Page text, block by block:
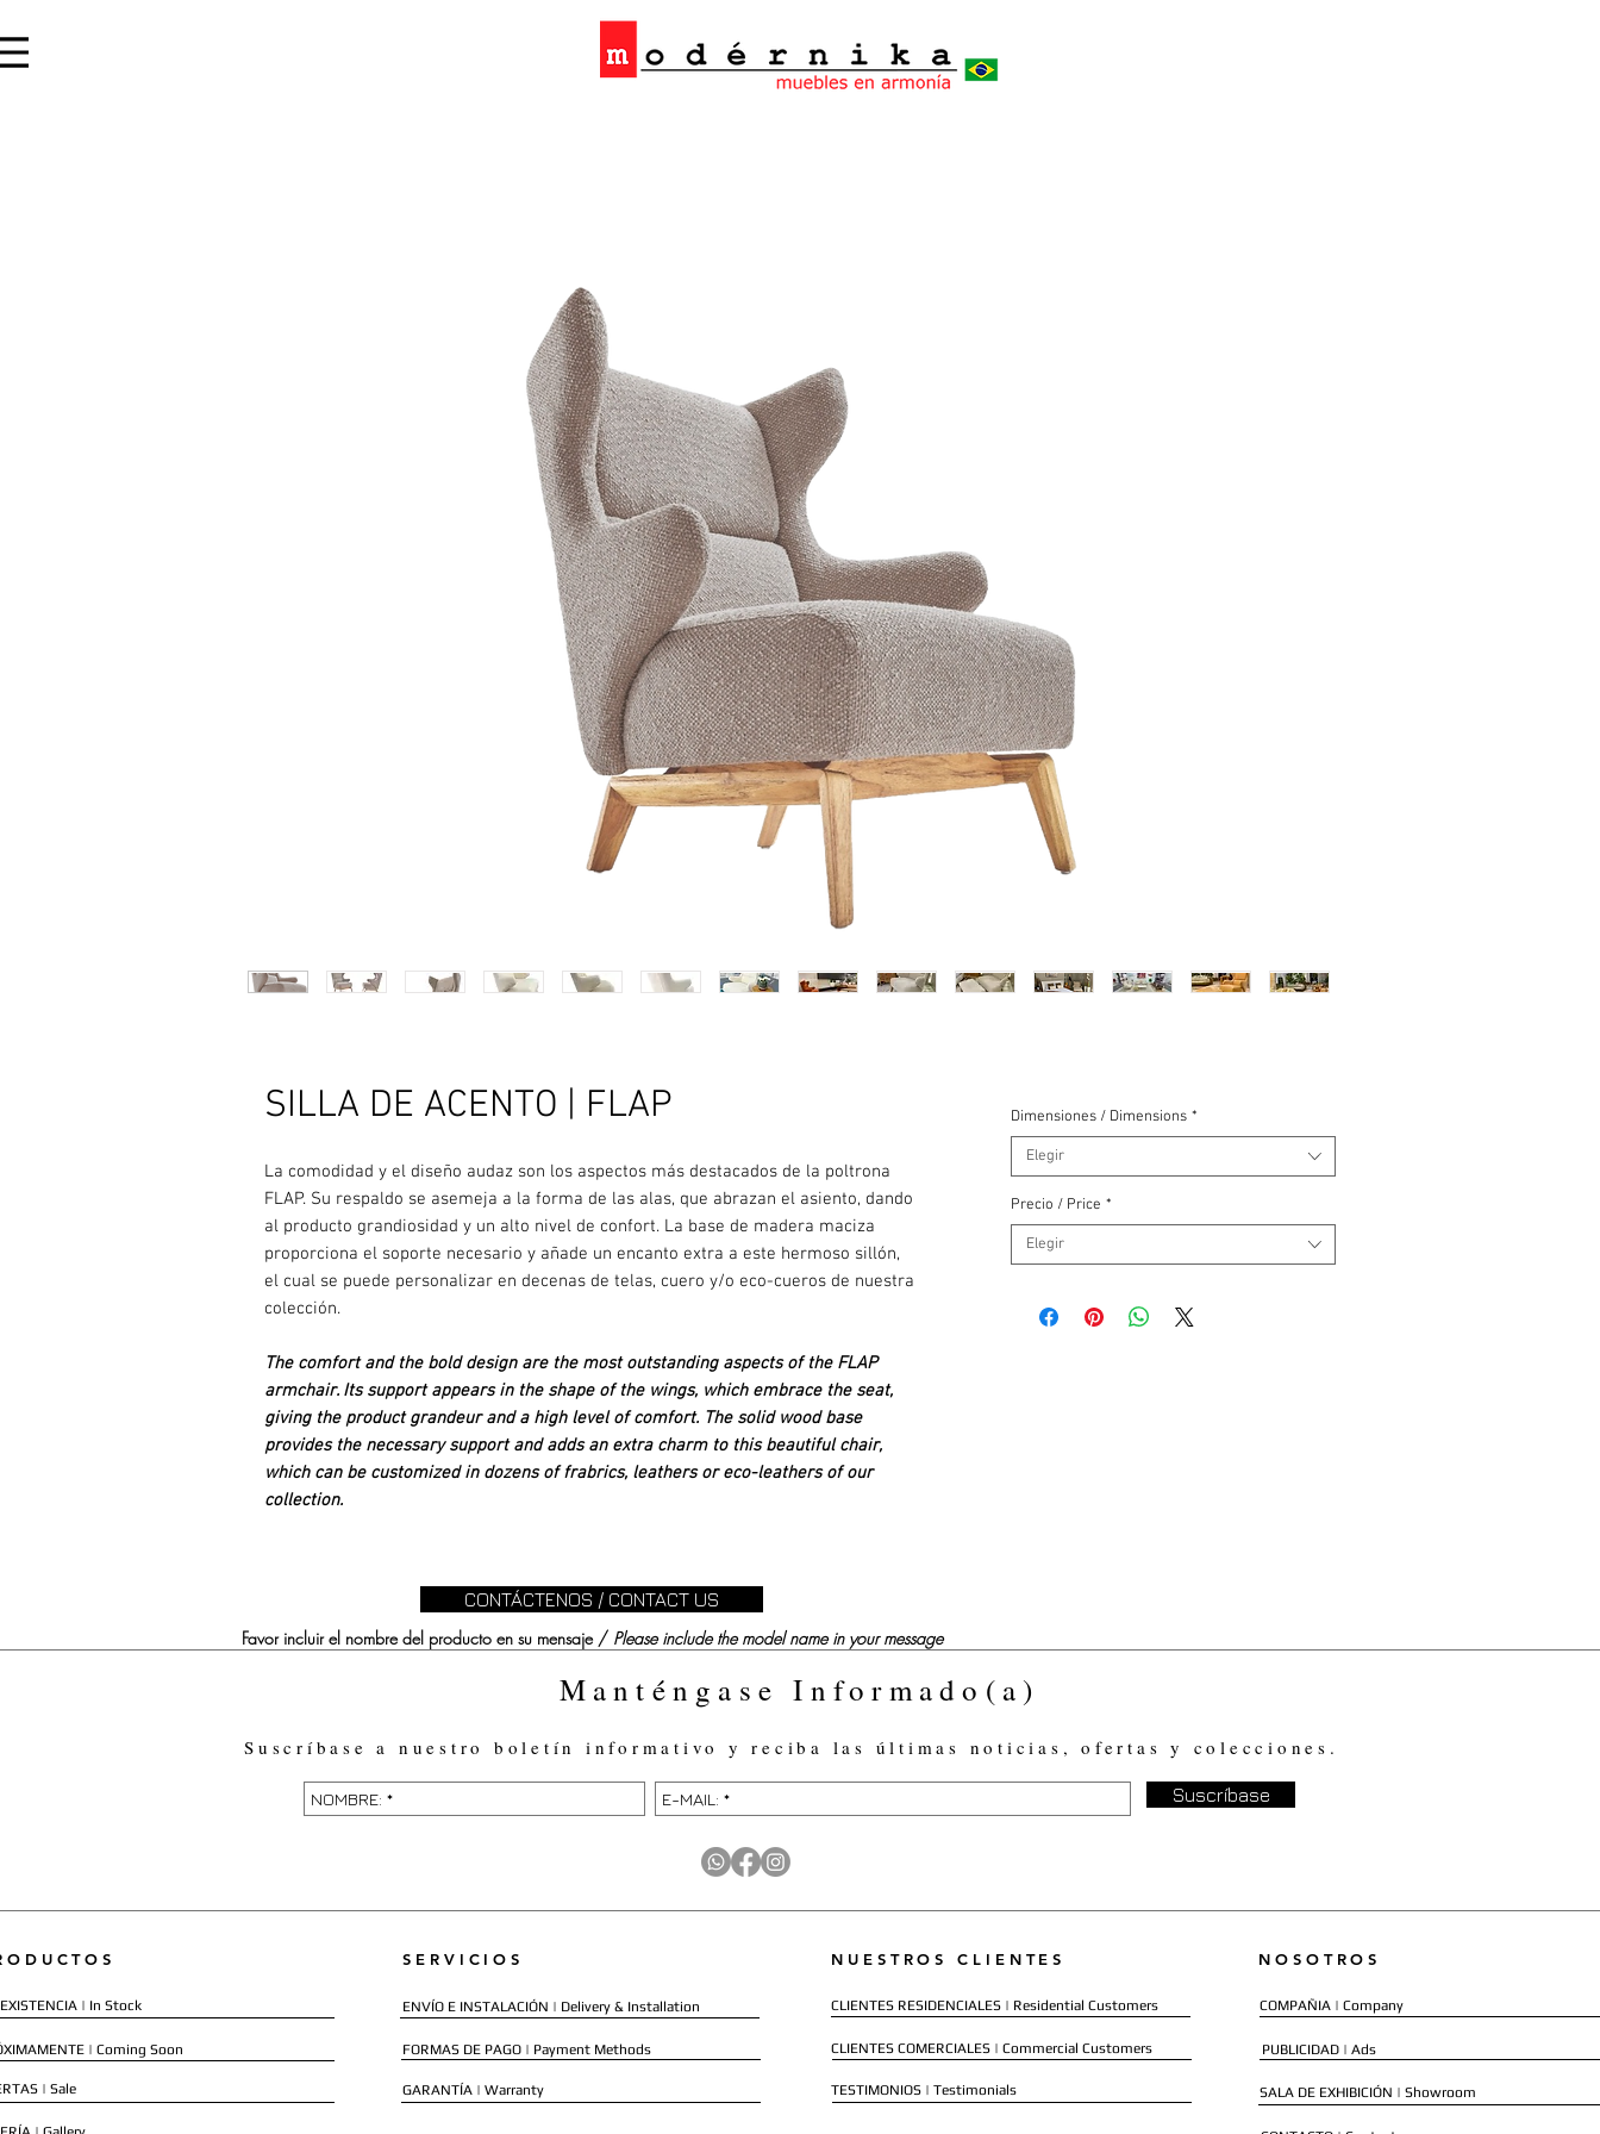
SILLA DE ACENTO | FLAP
La comodidad y el diseño audaz son los aspectos más destacados de la poltrona
FLAP. Su respaldo se asemeja a la forma de las alas, que abrazan el asiento, dando
al producto grandiosidad y un alto nivel de confort. La base de madera maciza
proporciona el soporte necesario y añade un encanto extra a este hermoso sillón,
el cual se puede personalizar en decenas de telas, cuero y/o eco-cueros de nuestra
colección.
The comfort and the bold design are the most outstanding aspects of the FLAP
armchair. Its support appears in the shape of the wings, which embrace the seat,
giving the product grandeur and a high level of comfort. The solid wood base
provides the necessary support and adds an extra charm to this beautiful chair,
which can be customized in dozens of frabrics, leathers or eco-leathers of our
collection.
Dimensiones / Dimensions *
Elegir
Precio / Price *
Elegir
CONTÁCTENOS / CONTACT US
Favor incluir el nombre del producto en su mensaje / Please include the model name in your message
Manténgase Informado(a)
Suscríbase a nuestro boletín informativo y reciba las últimas noticias, ofertas y colecciones.
Suscríbase
| In Stock
| Coming Soon
| Sale
SERVICIOS
ENVÍO E INSTALACIÓN | Delivery & Installation
FORMAS DE PAGO | Payment Methods
GARANTÍA | Warranty
NUESTROS CLIENTES
CLIENTES RESIDENCIALES | Residential Customers
CLIENTES COMERCIALES | Commercial Customers
TESTIMONIOS | Testimonials
NOSOTROS
COMPAÑIA | Company
PUBLICIDAD | Ads
SALA DE EXHIBICIÓN | Showroom